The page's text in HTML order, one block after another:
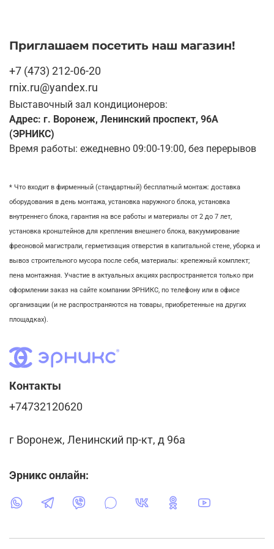
Приглашаем посетить наш магазин!
+7 (473) 212-06-20
rnix.ru@yandex.ru
Выставочный зал кондиционеров:
Адрес: г. Воронеж, Ленинский проспект, 96А
(ЭРНИКС)
Время работы: ежедневно 09:00-19:00, без перерывов
* Что входит в фирменный (стандартный) бесплатный монтаж: доставка
оборудования в день монтажа, установка наружного блока, установка
внутреннего блока, гарантия на все работы и материалы от 2 до 7 лет,
установка кронштейнов для крепления внешнего блока, вакуумирование
фреоновой магистрали, герметизация отверстия в капитальной стене, уборка и
вывоз строительного мусора после себя, материалы: крепежный комплект;
пена монтажная. Участие в актуальных акциях распространяется только при
оформлении заказ на сайте компании ЭРНИКС, по телефону или в офисе
организации (и не распространяются на товары, приобретенные на других
площадках).
Контакты
+74732120620
г Воронеж, Ленинский пр-кт, д 96а
Эрникс онлайн: